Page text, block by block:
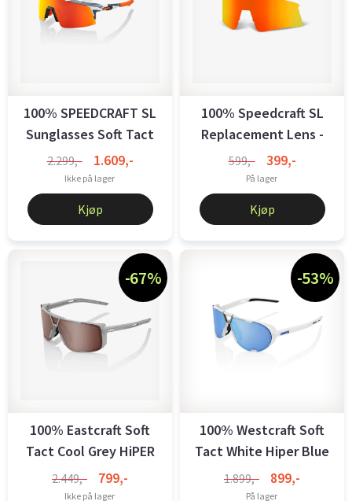
100% SPEEDCRAFT SL
Sunglasses Soft Tact
Grey Camo ...
2.299,- 1.609,-
Ikke på lager
Kjøp
100% Speedcraft SL
Replacement Lens -
Red ...
599,- 399,-
På lager
Kjøp
-67%
100% Eastcraft Soft
Tact Cool Grey HiPER
Crimson ...
2.449,- 799,-
Ikke på lager
-53%
100% Westcraft Soft
Tact White Hiper Blue
Mirror ...
1.899,- 899,-
På lager